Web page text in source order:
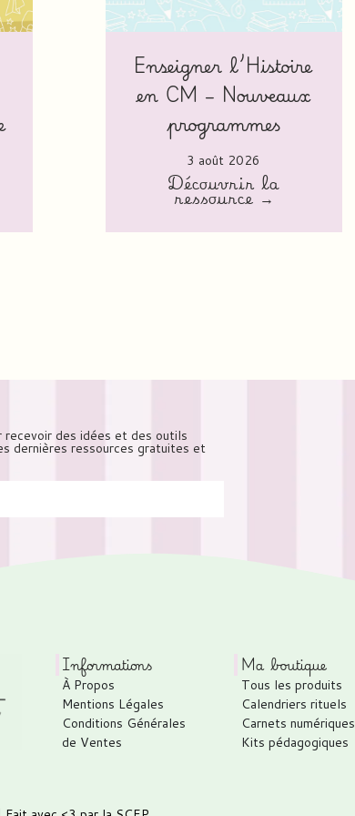
Enseigner l’Histoire
en CM – Nouveaux
programmes
3 août 2026
Découvrir la
ressource →
des idées et des outils
dernières ressources gratuites et
Informations
À Propos
Mentions Légales
Conditions Générales
de Ventes
Ma boutique
Tous les produits
Calendriers rituels
Carnets numériques
Kits pédagogiques